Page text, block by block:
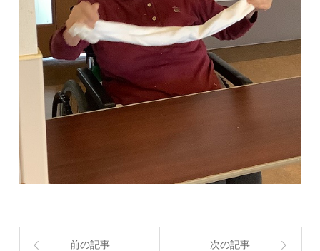
前の記事 次の記事